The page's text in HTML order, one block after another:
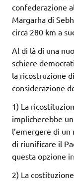
confederazione
Margarha di
circa 280 km a
Al di là di una
schiere
la ricostruzione
considerazione
1) La
implicherebbe
l’emergere di
di riunificare il
questa opzione
2) La